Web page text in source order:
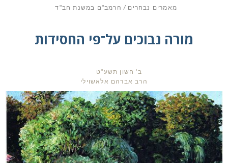
מאמרים נבחרים / הרמב"ם במשנת חב"ד
מורה נבוכים על־פי החסידות
ב' חשון תשע"ט
הרב אברהם אלאשוילי